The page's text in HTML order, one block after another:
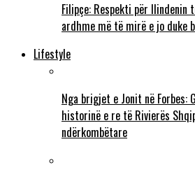
Filipçe: Respekti për
ardhme më të mirë e jo duke
Lifestyle
Nga brigjet e Jonit në Forbes:
historinë e re të Rivierës
ndërkombëtare